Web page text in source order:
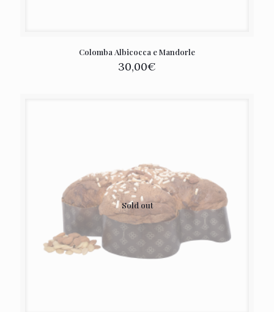
Colomba Albicocca e Mandorle
30,00€
Sold out